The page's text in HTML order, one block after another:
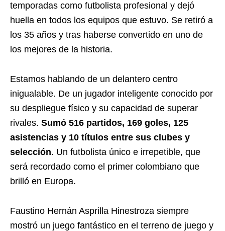
temporadas como futbolista profesional y dejó
huella en todos los equipos que estuvo. Se retiró a
los 35 años y tras haberse convertido en uno de
los mejores de la historia.
Estamos hablando de un delantero centro
inigualable. De un jugador inteligente conocido por
su despliegue físico y su capacidad de superar
rivales. Sumó 516 partidos, 169 goles, 125
asistencias y 10 títulos entre sus clubes y
selección. Un futbolista único e irrepetible, que
será recordado como el primer colombiano que
brilló en Europa.
Faustino Hernán Asprilla Hinestroza siempre
mostró un juego fantástico en el terreno de juego y